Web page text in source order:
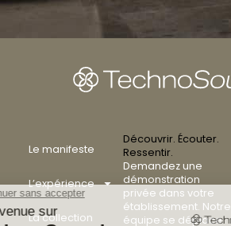
Le manifeste
L’expérience
La collection
Découvrir. Écouter.
Ressentir.
Demandez une
démonstration
privée dans votre
établissement. Notre
équipe se déplace